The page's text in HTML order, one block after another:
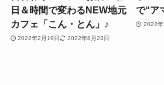
日＆時間で変わるNEW地元
カフェ「こん・とん」♪
2022年2月19日 2022年8月23日
で“ア
2022年